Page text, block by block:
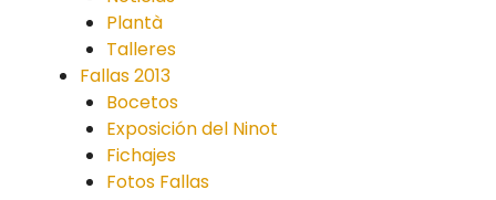
Plantà
Talleres
Fallas 2013
Bocetos
Exposición del Ninot
Fichajes
Fotos Fallas